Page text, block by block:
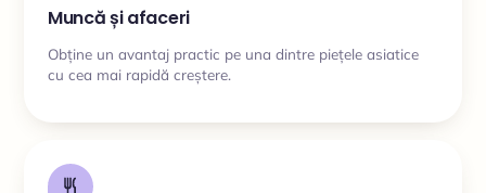
Muncă și afaceri
Obține un avantaj practic pe una dintre piețele asiatice
cu cea mai rapidă creștere.